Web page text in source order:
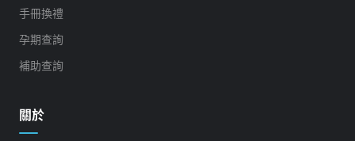
手冊換禮
孕期查詢
補助查詢
關於